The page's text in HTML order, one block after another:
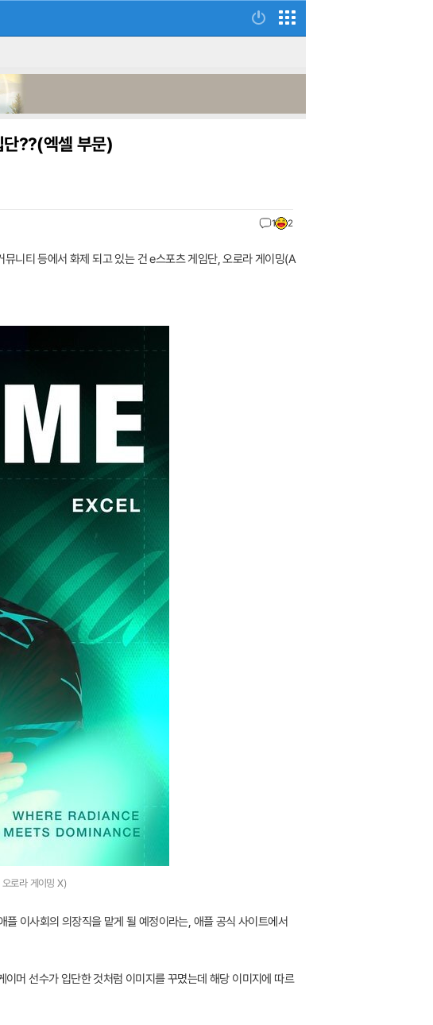
??(엑셀 부문)
1 2
니티 등에서 화제 되고 있는 건 e스포츠 게임단, 오로라 게이밍(A
로라 게이밍 X)
이사회의 의장직을 맡게 될 예정이라는, 애플 공식 사이트에서
머 선수가 입단한 것처럼 이미지를 꾸몄는데 해당 이미지에 따르